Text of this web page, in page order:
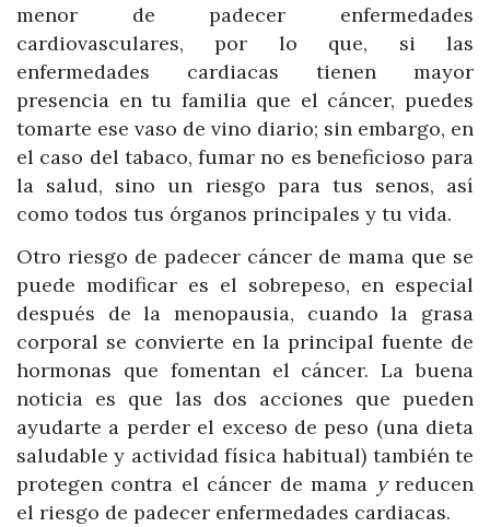
menor de padecer enfermedades
cardiovasculares, por lo que, si las
enfermedades cardiacas tienen mayor
presencia en tu familia que el cáncer, puedes
tomarte ese vaso de vino diario; sin embargo, en
el caso del tabaco, fumar no es beneficioso para
la salud, sino un riesgo para tus senos, así
como todos tus órganos principales y tu vida.
Otro riesgo de padecer cáncer de mama que se
puede modificar es el sobrepeso, en especial
después de la menopausia, cuando la grasa
corporal se convierte en la principal fuente de
hormonas que fomentan el cáncer. La buena
noticia es que las dos acciones que pueden
ayudarte a perder el exceso de peso (una dieta
saludable y actividad física habitual) también te
protegen contra el cáncer de mama yreducen
el riesgo de padecer enfermedades cardiacas.